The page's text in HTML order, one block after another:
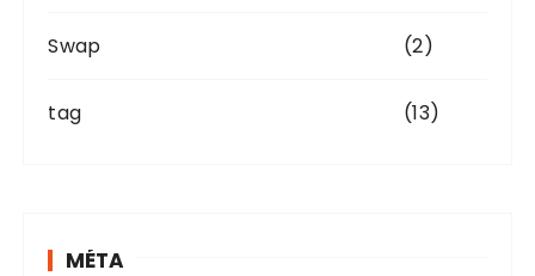
Swap (2)
tag (13)
MÉTA